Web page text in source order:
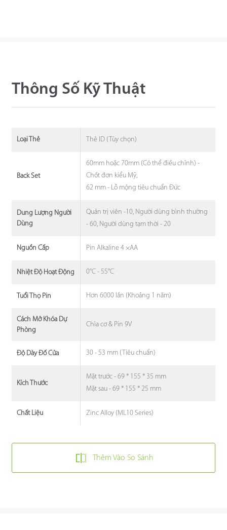
Thông Số Kỹ Thuật
Loại Thẻ Thẻ ID (Tùy chọn)
Back Set
60mm hoặc 70mm (Có thể điều chỉnh) -
Chốt đơn kiểu Mỹ,
62 mm - Lỗ mộng tiêu chuẩn Đức
Dung Lượng Người
Dùng
Quản trị viên -10, Người dùng bình thường
- 60, Người dùng tạm thời - 20
Nguồn Cấp Pin Alkaline 4 ×AA
Nhiệt Độ Hoạt Động 0°C - 55°C
Tuổi Thọ Pin Hơn 6000 lần (Khoảng 1 năm)
Cách Mở Khóa Dự
Phòng
Chìa cơ & Pin 9V
Độ Dày Đố Cửa 30 - 53 mm (Tiêu chuẩn)
Kích Thước
Mặt trước - 69 * 155 * 35 mm
Mặt sau - 69 * 155 * 25 mm
Chất Liệu Zinc Alloy (ML10 Series)
Thêm Vào So Sánh